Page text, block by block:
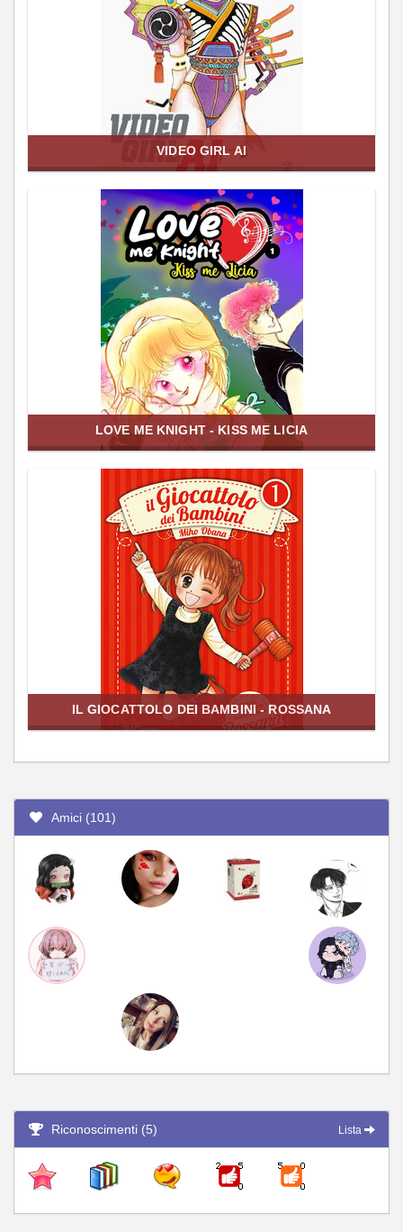
VIDEO GIRL AI
LOVE ME KNIGHT - KISS ME LICIA
IL GIOCATTOLO DEI BAMBINI - ROSSANA
Amici (101)
Riconoscimenti (5) Lista